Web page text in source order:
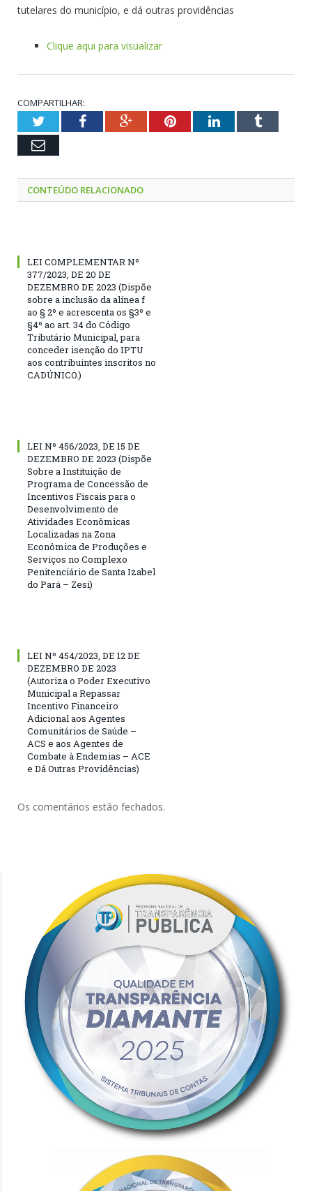
tutelares do município, e dá outras providências
Clique aqui para visualizar
COMPARTILHAR:
TwitterFacebookGoogle+PinterestLinkedInTumblr
Email
CONTEÚDO RELACIONADO
LEI COMPLEMENTAR Nº
377/2023, DE 20 DE
DEZEMBRO DE 2023 (Dispõe
sobre a inclusão da alínea f
ao § 2º e acrescenta os §3º e
§4º ao art. 34 do Código
Tributário Municipal, para
conceder isenção do IPTU
aos contribuintes inscritos no
CADÚNICO.)
LEI Nº 456/2023, DE 15 DE
DEZEMBRO DE 2023 (Dispõe
Sobre a Instituição de
Programa de Concessão de
Incentivos Fiscais para o
Desenvolvimento de
Atividades Econômicas
Localizadas na Zona
Econômica de Produções e
Serviços no Complexo
Penitenciário de Santa Izabel
do Pará – Zesi)
LEI Nº 454/2023, DE 12 DE
DEZEMBRO DE 2023
(Autoriza o Poder Executivo
Municipal a Repassar
Incentivo Financeiro
Adicional aos Agentes
Comunitários de Saúde –
ACS e aos Agentes de
Combate à Endemias – ACE
e Dá Outras Providências)
Os comentários estão fechados.